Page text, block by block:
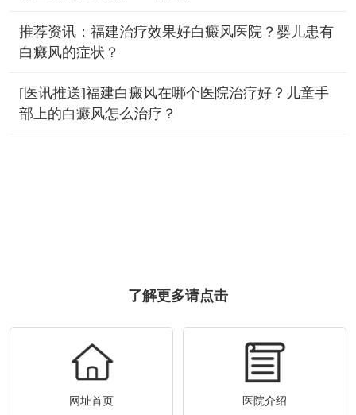
推荐资讯：福建治疗效果好白癜风医院？婴儿患有
白癜风的症状？
[医讯推送]福建白癜风在哪个医院治疗好？儿童手
部上的白癜风怎么治疗？
了解更多请点击
网址首页 医院介绍